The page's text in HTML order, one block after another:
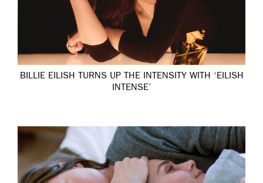
BILLIE EILISH TURNS UP THE INTENSITY WITH ‘EILISH
INTENSE’